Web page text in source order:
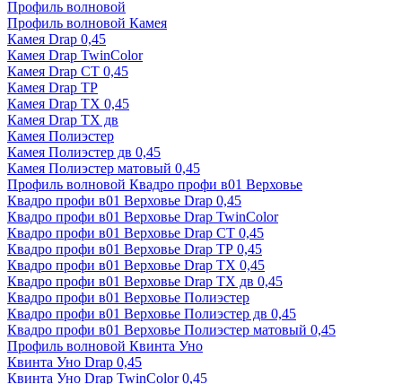
Профиль волновой
Профиль волновой Камея
Камея Drap 0,45
Камея Drap TwinColor
Камея Drap СТ 0,45
Камея Drap ТР
Камея Drap ТХ 0,45
Камея Drap ТХ дв
Камея Полиэстер
Камея Полиэстер дв 0,45
Камея Полиэстер матовый 0,45
Профиль волновой Квадро профи в01 Верховье
Квадро профи в01 Верховье Drap 0,45
Квадро профи в01 Верховье Drap TwinColor
Квадро профи в01 Верховье Drap СТ 0,45
Квадро профи в01 Верховье Drap ТР 0,45
Квадро профи в01 Верховье Drap ТХ 0,45
Квадро профи в01 Верховье Drap ТХ дв 0,45
Квадро профи в01 Верховье Полиэстер
Квадро профи в01 Верховье Полиэстер дв 0,45
Квадро профи в01 Верховье Полиэстер матовый 0,45
Профиль волновой Квинта Уно
Квинта Уно Drap 0,45
Квинта Уно Drap TwinColor 0,45